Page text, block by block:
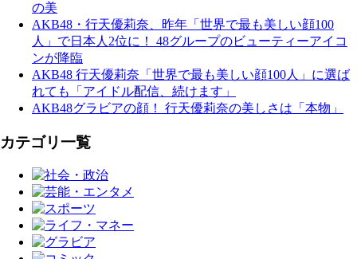
の美
AKB48・行天優莉奈、昨年「世界で最も美しい顔100
人」で日本人2位に！ 48グループのビューティーアイコ
ンが降臨
AKB48 行天優莉奈「世界で最も美しい顔100人」に選ば
れても「アイドル配信、続けます」
AKB48グラビアの顔！ 行天優莉奈の美しさは「本物」
カテゴリ一覧